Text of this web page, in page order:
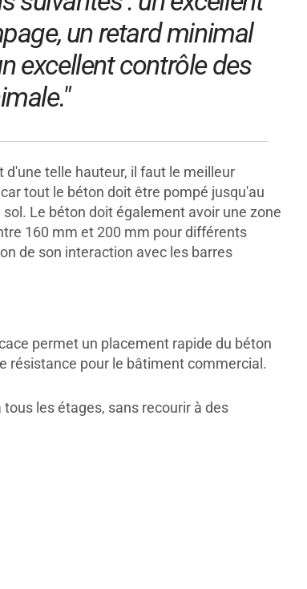
un retard minimal
excellent contrôle des
telle hauteur, il faut le meilleur
tout le béton doit être pompé jusqu'au
Le béton doit également avoir une zone
160 mm et 200 mm pour différents
de son interaction avec les barres
permet un placement rapide du béton
résistance pour le bâtiment commercial.
les étages, sans recourir à des